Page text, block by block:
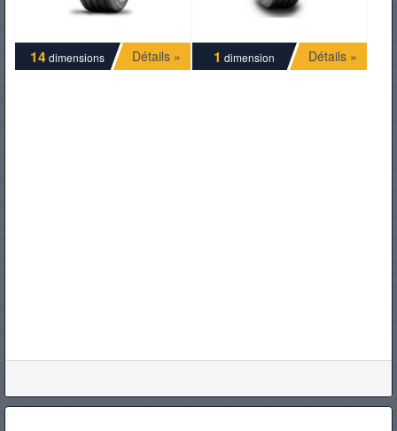
14dimensions Détails » 1 dimension Détails »